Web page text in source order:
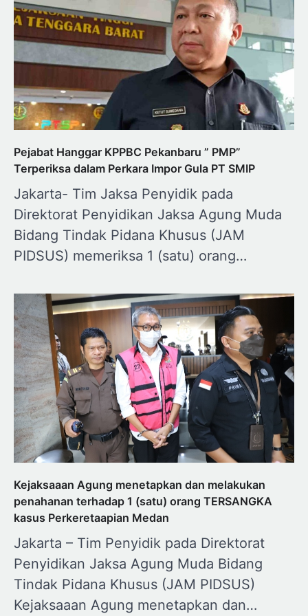
Pejabat Hanggar KPPBC Pekanbaru ” PMP”
Terperiksa dalam Perkara Impor Gula PT SMIP
Jakarta- Tim Jaksa Penyidik pada
Direktorat Penyidikan Jaksa Agung Muda
Bidang Tindak Pidana Khusus (JAM
PIDSUS) memeriksa 1 (satu) orang…
Kejaksaaan Agung menetapkan dan melakukan
penahanan terhadap 1 (satu) orang TERSANGKA
kasus Perkeretaapian Medan
Jakarta – Tim Penyidik pada Direktorat
Penyidikan Jaksa Agung Muda Bidang
Tindak Pidana Khusus (JAM PIDSUS)
Kejaksaaan Agung menetapkan dan…